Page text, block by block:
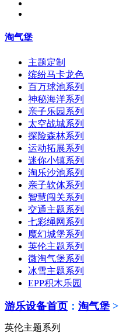
淘气堡
主题定制
缤纷马卡龙色
百万球池系列
神秘海洋系列
亲子乐园系列
太空战城系列
探险森林系列
运动拓展系列
迷你小镇系列
淘乐沙池系列
亲子软体系列
智慧闯关系列
交通主题系列
七彩绳网系列
魔幻城堡系列
英伦主题系列
微淘气堡系列
冰雪主题系列
EPP积木乐园
游乐设备首页 ： 淘气堡 >
英伦主题系列